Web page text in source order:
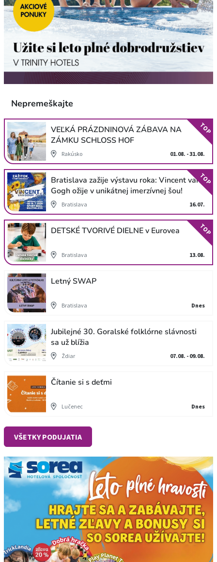
Nepremeškajte
VEĽKÁ PRÁZDNINOVÁ ZÁBAVA NA
ZÁMKU SCHLOSS HOF
Rakúsko 01.08. - 31.08.
TOP
Bratislava zažije výstavu roka: Vincent van
Gogh ožije v unikátnej imerzívnej šou!
Bratislava 16.07.
TOP
DETSKÉ TVORIVÉ DIELNE v Eurovea
Bratislava 13.08.
TOP
Letný SWAP
Bratislava Dnes
Jubilejné 30. Goralské folklórne slávnosti
sa už blížia
Ždiar 07.08. - 09.08.
Čítanie si s deťmi
Lučenec Dnes
VŠETKY PODUJATIA